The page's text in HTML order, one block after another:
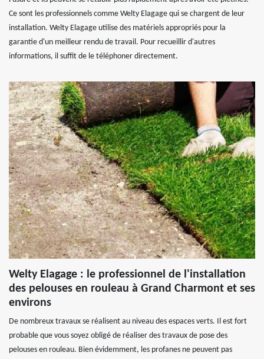
Ce sont les professionnels comme Welty Elagage qui se chargent de leur
installation. Welty Elagage utilise des matériels appropriés pour la
garantie d'un meilleur rendu de travail. Pour recueillir d'autres
informations, il suffit de le téléphoner directement.
Welty Elagage : le professionnel de l'installation
des pelouses en rouleau à Grand Charmont et ses
environs
De nombreux travaux se réalisent au niveau des espaces verts. Il est fort
probable que vous soyez obligé de réaliser des travaux de pose des
pelouses en rouleau. Bien évidemment, les profanes ne peuvent pas